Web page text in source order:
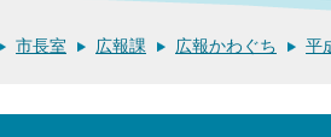
市長室 広報課 広報かわぐち 平